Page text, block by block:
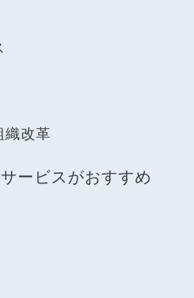
織改革
ービスがおすすめ